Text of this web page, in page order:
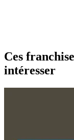
Ces
intéresser